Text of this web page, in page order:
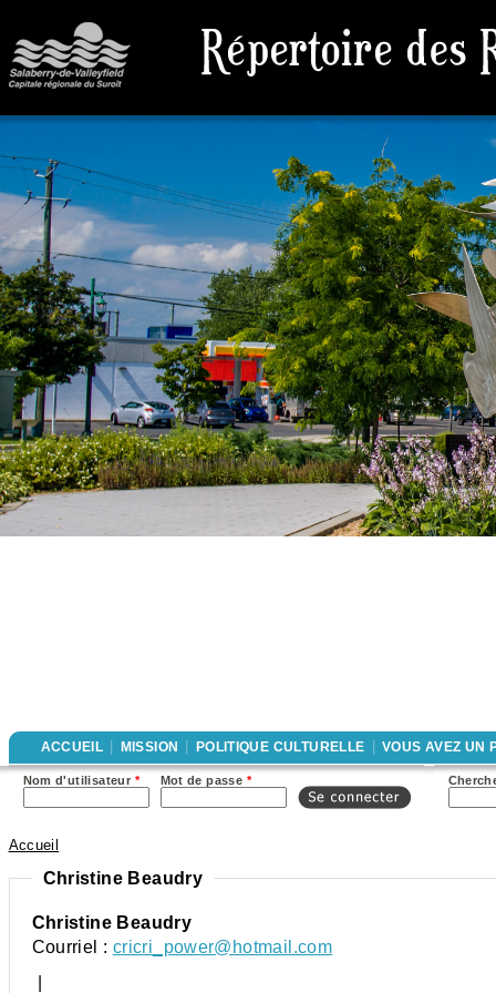
ACCUEIL MISSION POLITIQUE CULTURELLE VOUS AVEZ UN
Nom d'utilisateur * Mot de passe *
Vous êtes ici
Accueil
Christine Beaudry
Christine Beaudry
Courriel : cricri_power@hotmail.com